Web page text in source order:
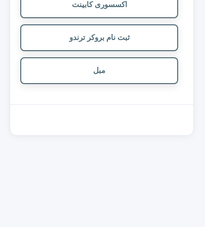
اکسسوری کابینت
ثبت نام بروکر ترندو
مبل